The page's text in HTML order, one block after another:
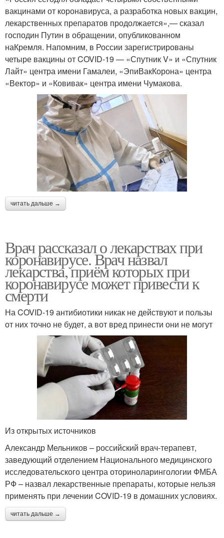
вакцинами от коронавируса, а разработка новых вакцин,
лекарственных препаратов продолжается»,— сказал
господин Путин в обращении, опубликованном
наКремля. Напомним, в России зарегистрированы
четыре вакцины от COVID-19 — «Спутник V» и «Спутник
Лайт» центра имени Гамалеи, «ЭпиВакКорона» центра
«Вектор» и «Ковивак» центра имени Чумакова.
читать дальше →
Врач рассказал о лекарствах при
коронавирусе. Врач назвал
лекарства, приём которых при
коронавирусе может привести к
смерти
На COVID-19 антибиотики никак не действуют и пользы
от них точно не будет, а вот вред принести они не могут
Из открытых источников
Александр Мельников – российский врач-терапевт,
заведующий отделением Национального медицинского
исследовательского центра оториноларингологии ФМБА
РФ – назвал лекарственные препараты, которые нельзя
применять при лечении COVID-19 в домашних условиях.
читать дальше →